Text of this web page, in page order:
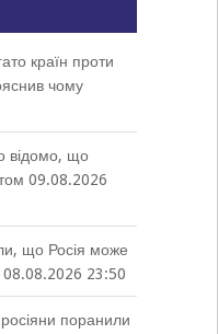
країн проти
чому
відомо, що
09.08.2026
що Росія може
08.08.2026 23:50
поранили